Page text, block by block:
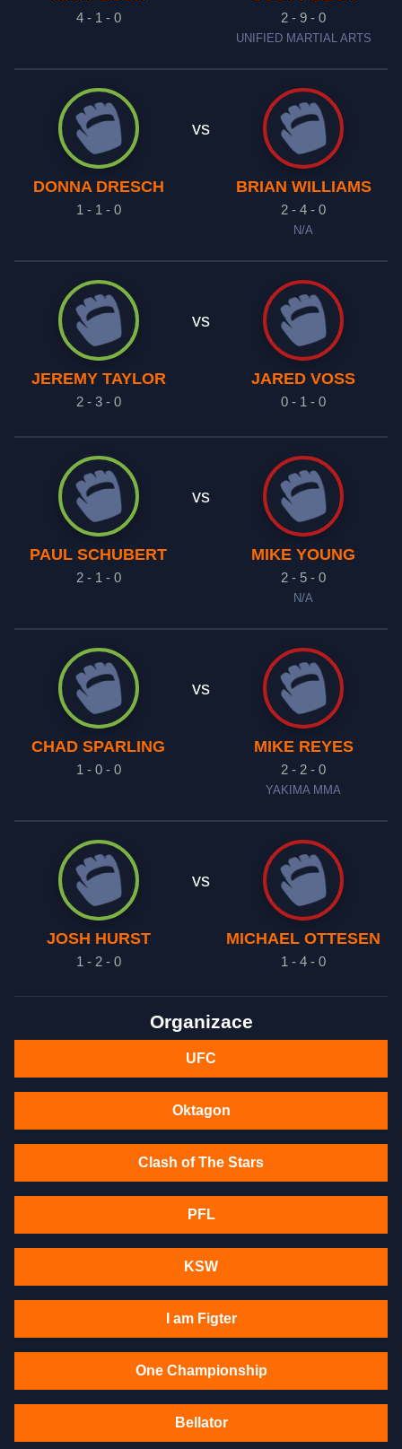
4 - 1 - 0 2 - 9 - 0
UNIFIED MARTIAL ARTS
DONNA DRESCH
1 - 1 - 0
vs
BRIAN WILLIAMS
2 - 4 - 0
N/A
JEREMY TAYLOR
2 - 3 - 0
vs
JARED VOSS
0 - 1 - 0
PAUL SCHUBERT
2 - 1 - 0
vs
MIKE YOUNG
2 - 5 - 0
N/A
CHAD SPARLING
1 - 0 - 0
vs
MIKE REYES
2 - 2 - 0
YAKIMA MMA
JOSH HURST
1 - 2 - 0
vs
MICHAEL OTTESEN
1 - 4 - 0
Organizace
UFC
Oktagon
Clash of The Stars
PFL
KSW
I am Figter
One Championship
Bellator